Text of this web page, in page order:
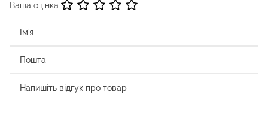
Ваша оцінка